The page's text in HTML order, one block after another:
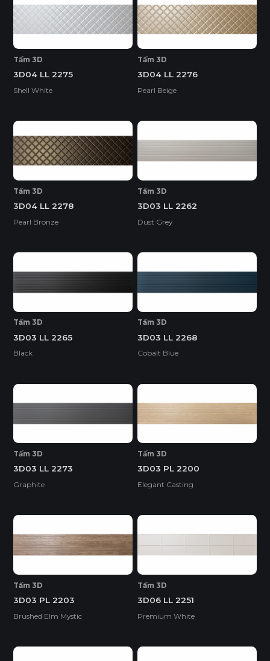
Tấm 3D
3D04 LL 2275
Shell White
Tấm 3D
3D04 LL 2276
Pearl Beige
Tấm 3D
3D04 LL 2278
Pearl Bronze
Tấm 3D
3D03 LL 2262
Dust Grey
Tấm 3D
3D03 LL 2265
Black
Tấm 3D
3D03 LL 2268
Cobalt Blue
Tấm 3D
3D03 LL 2273
Graphite
Tấm 3D
3D03 PL 2200
Elegant Casting
Tấm 3D
3D03 PL 2203
Brushed Elm Mystic
Tấm 3D
3D06 LL 2251
Premium White